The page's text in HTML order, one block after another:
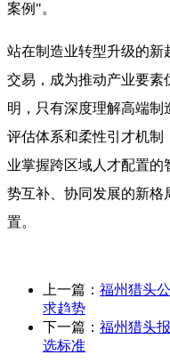
案例"。
站在制造业转型升级的新
交易，成为推动产业要素
明，只有深度理解高端
评估体系和柔性引才机制
业掌握跨区域人才配置
势互补、协同发展的新格
置。
上一篇： 福州猎头
求趋势
下一篇： 福州猎头
选标准